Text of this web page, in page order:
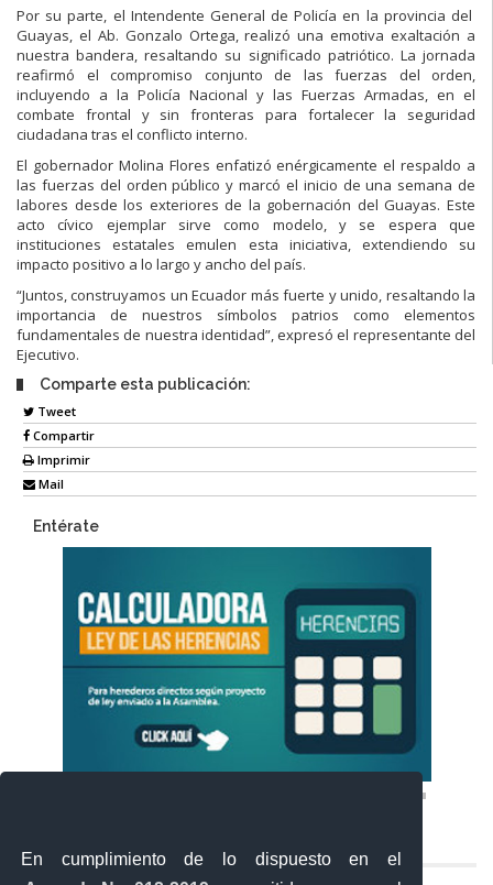
En cumplimiento de lo dispuesto en el
Por su parte, el Intendente General de Policía en la provincia del
Guayas, el Ab. Gonzalo Ortega, realizó una emotiva exaltación a
nuestra bandera, resaltando su significado patriótico. La jornada
reafirmó el compromiso conjunto de las fuerzas del orden,
incluyendo a la Policía Nacional y las Fuerzas Armadas, en el
combate frontal y sin fronteras para fortalecer la seguridad
ciudadana tras el conflicto interno.
El gobernador Molina Flores enfatizó enérgicamente el respaldo a
las fuerzas del orden público y marcó el inicio de una semana de
labores desde los exteriores de la gobernación del Guayas. Este
acto cívico ejemplar sirve como modelo, y se espera que
instituciones estatales emulen esta iniciativa, extendiendo su
impacto positivo a lo largo y ancho del país.
“Juntos, construyamos un Ecuador más fuerte y unido, resaltando la
importancia de nuestros símbolos patrios como elementos
fundamentales de nuestra identidad”, expresó el representante del
Ejecutivo.
Comparte esta publicación:
Tweet
Compartir
Imprimir
Mail
Entérate